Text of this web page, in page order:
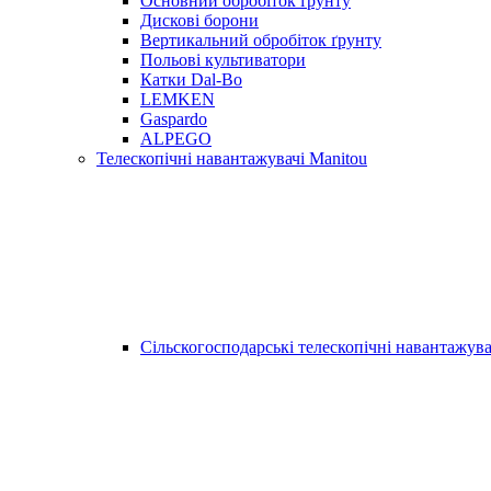
Дискові борони
Вертикальний обробіток ґрунту
Польові культиватори
Катки Dal-Bo
LEMKEN
Gaspardo
ALPEGO
Телескопічні навантажувачі Manitou
Сільскогосподарські телескопічні